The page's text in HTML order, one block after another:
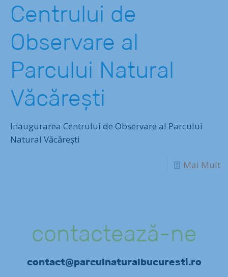
Centrului de
Observare al
Parcului Natural
Văcărești
Inaugurarea Centrului de Observare al Parcului
Natural Văcărești
Mai Mult
contactează-ne
contact@parculnaturalbucuresti.ro